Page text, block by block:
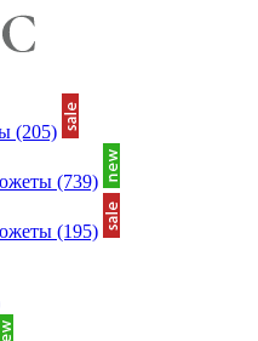
(205)
(739)
(195)